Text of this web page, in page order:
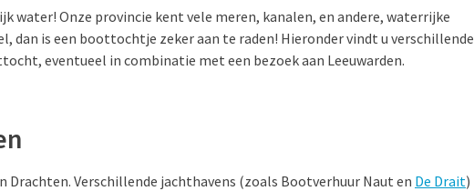
water! Onze provincie kent vele meren, kanalen, en andere, waterrijke
dan is een boottochtje zeker aan te raden! Hieronder vindt u verschillende
eventueel in combinatie met een bezoek aan Leeuwarden.
Verschillende jachthavens (zoals Bootverhuur Naut en De Drait)